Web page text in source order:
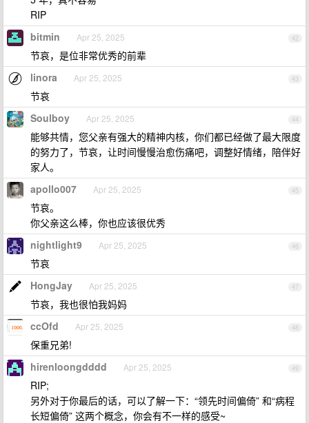
RIP
42
bitmin Apr 25, 2025
节哀，是位非常优秀的前辈
43
linora Apr 25, 2025
节哀
44
Soulboy Apr 25, 2025
能够共情，您父亲有强大的精神内核，你们都已经做了最大限度
的努力了，节哀，让时间慢慢治愈伤痛吧，调整好情绪，陪伴好
家人。
45
apollo007 Apr 25, 2025
节哀。
你父亲这么棒，你也应该很优秀
46
nightlight9 Apr 25, 2025
节哀
47
HongJay Apr 25, 2025
节哀，我也很怕我妈妈
48
ccOfd Apr 25, 2025
保重兄弟!
49
hirenloongdddd Apr 25, 2025
RIP;
另外对于你最后的话，可以了解一下：“领先时间偏倚” 和“病程
长短偏倚” 这两个概念，你会有不一样的感受~